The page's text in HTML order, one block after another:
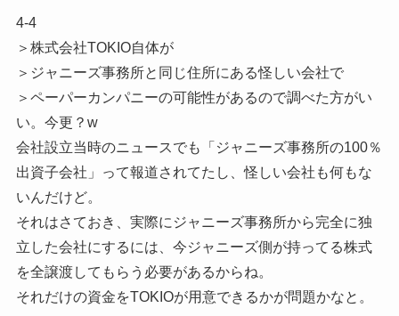
4-4
＞株式会社TOKIO自体が
＞ジャニーズ事務所と同じ住所にある怪しい会社で
＞ペーパーカンパニーの可能性があるので調べた方がい
い。今更？w
会社設立当時のニュースでも「ジャニーズ事務所の100％
出資子会社」って報道されてたし、怪しい会社も何もな
いんだけど。
それはさておき、実際にジャニーズ事務所から完全に独
立した会社にするには、今ジャニーズ側が持ってる株式
を全譲渡してもらう必要があるからね。
それだけの資金をTOKIOが用意できるかが問題かなと。